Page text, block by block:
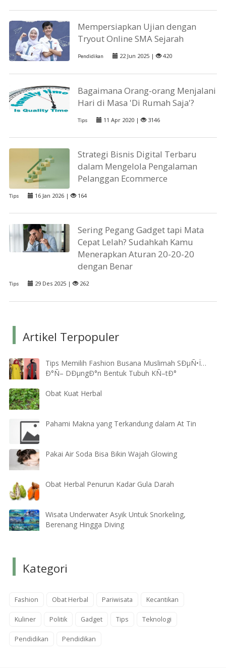
Mempersiapkan Ujian dengan
Tryout Online SMA Sejarah
Pendidikan 22 Jun 2025 | 420
Bagaimana Orang-orang Menjalani
Hari di Masa 'Di Rumah Saja'?
Tips 11 Apr 2020 | 3146
Strategi Bisnis Digital Terbaru
dalam Mengelola Pengalaman
Pelanggan Ecommerce
Tips 16 Jan 2026 | 164
Sering Pegang Gadget tapi Mata
Cepat Lelah? Sudahkah Kamu
Menerapkan Aturan 20-20-20
dengan Benar
Tips 29 Des 2025 | 262
Artikel Terpopuler
Tips Memilih Fashion Busana Muslimah SÐµÑ•Ï…
Ð°Ñ– DÐµngÐ°n Bentuk Tubuh KÑ–tÐ°
Obat Kuat Herbal
Pahami Makna yang Terkandung dalam At Tin
Pakai Air Soda Bisa Bikin Wajah Glowing
Obat Herbal Penurun Kadar Gula Darah
Wisata Underwater Asyik Untuk Snorkeling,
Berenang Hingga Diving
Kategori
Fashion Obat Herbal Pariwisata Kecantikan
Kuliner Politik Gadget Tips Teknologi
Pendidikan Pendidikan